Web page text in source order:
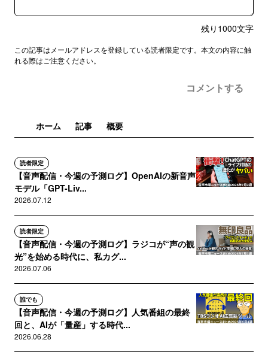
残り 1000文字
この記事はメールアドレスを登録している読者限定です。本文の内容に触
れる際はご注意ください。
コメントする
ホーム 記事 概要
読者限定
【音声配信・今週の予測ログ】OpenAIの新音声
モデル「GPT-Liv...
2026.07.12
読者限定
【音声配信・今週の予測ログ】ラジコが“声の観
光”を始める時代に、私カグ...
2026.07.06
誰でも
【音声配信・今週の予測ログ】人気番組の最終
回と、AIが「量産」する時代...
2026.06.28